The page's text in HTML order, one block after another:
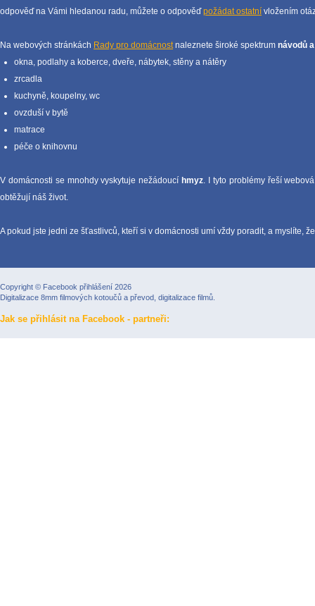
odpověď na Vámi hledanou radu, můžete o odpověďpožádat ostatní vložením
Na webových stránkách Rady pro domácnostnaleznete široké spektrum návodů
okna, podlahy a koberce, dveře, nábytek, stěny a nátěry
zrcadla
kuchyně, koupelny, wc
ovzduší v bytě
matrace
péče o knihovnu
V domácnosti se mnohdy vyskytuje nežádoucí hmyz. I tyto problémy řeší
obtěžují náš život.
A pokud jste jedni ze šťastlivců, kteří si v domácnosti umí vždy poradit, a myslíte,
Copyright © Facebook přihlášení 2026
Digitalizace 8mm filmových kotoučů a převod, digitalizace filmů.
Jak se přihlásit na Facebook - partneři: